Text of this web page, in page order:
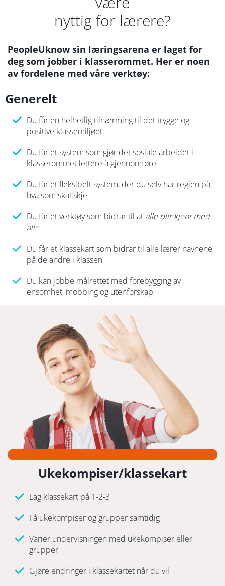
nyttig for lærere?
PeopleUknow sin læringsarena er laget for
deg som jobber i klasserommet. Her er noen
av fordelene med våre verktøy:
Generelt
Du får en helhetlig tilnærming til det trygge og
positive klassemiljøet
Du får et system som gjør det sosiale arbeidet i
klasserommet lettere å gjennomføre
Du får et fleksibelt system, der du selv har regien på
hva som skal skje
Du får et verktøy som bidrar til at alle blir kjent med
alle
Du får et klassekart som bidrar til alle lærer navnene
på de andre i klassen
Du kan jobbe målrettet med forebygging av
ensomhet, mobbing og utenforskap
Ukekompiser/klassekart
Lag klassekart på 1-2-3
Få ukekompiser og grupper samtidig
Varier undervisningen med ukekompiser eller
grupper
Gjøre endringer i klassekartet når du vil